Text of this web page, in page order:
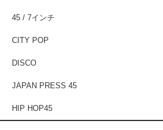
45 / 7インチ
CITY POP
DISCO
JAPAN PRESS 45
HIP HOP45